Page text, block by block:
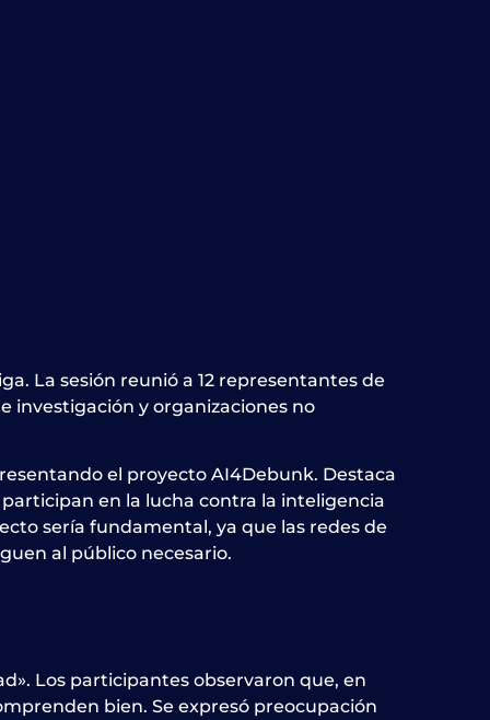
La sesión reunió a 12 representantes de
investigación y organizaciones no
el proyecto AI4Debunk. Destaca
en la lucha contra la inteligencia
sería fundamental, ya que las redes de
al público necesario.
Los participantes observaron que, en
bien. Se expresó preocupación